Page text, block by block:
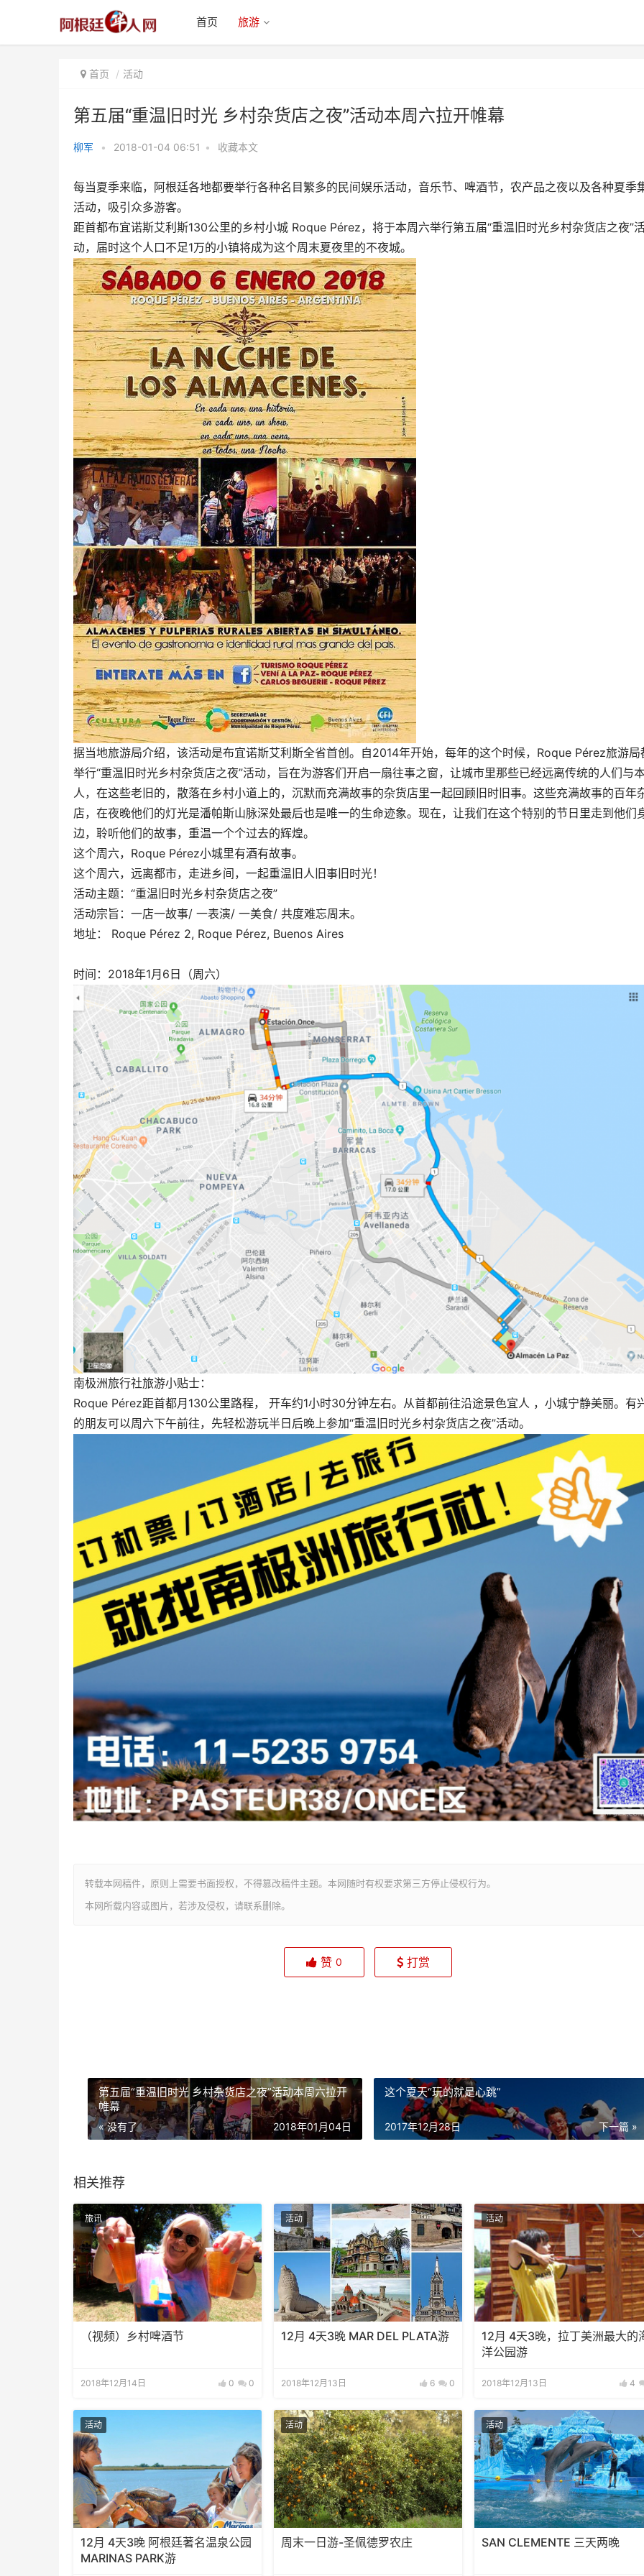
首页 旅游
首页 活动
第五届“重温旧时光 乡村杂货店之夜”活动本周六拉开帷幕
柳军 • 2018-01-04 06:51 • 收藏本文
每当夏季来临，阿根廷各地都要举行各种名目繁多的民间娱乐活动，音乐节、啤酒节，农产品之夜以及各种夏季
活动，吸引众多游客。
距首都布宜诺斯艾利斯130公里的乡村小城 Roque Pérez，将于本周六举行第五届“重温旧时光乡村杂货店之夜”
动，届时这个人口不足1万的小镇将成为这个周末夏夜里的不夜城。
据当地旅游局介绍，该活动是布宜诺斯艾利斯全省首创。自2014年开始，每年的这个时候，Roque Pérez旅游局
举行“重温旧时光乡村杂货店之夜”活动，旨在为游客们开启一扇往事之窗，让城市里那些已经远离传统的人们与
人，在这些老旧的，散落在乡村小道上的，沉默而充满故事的杂货店里一起回顾旧时旧事。这些充满故事的百年
店，在夜晚他们的灯光是潘帕斯山脉深处最后也是唯一的生命迹象。现在，让我们在这个特别的节日里走到他们
边，聆听他们的故事，重温一个个过去的辉煌。
这个周六，Roque Pérez小城里有酒有故事。
这个周六，远离都市，走进乡间，一起重温旧人旧事旧时光！
活动主题：“重温旧时光乡村杂货店之夜”
活动宗旨：一店一故事/ 一表演/ 一美食/ 共度难忘周末。
地址： Roque Pérez 2, Roque Pérez, Buenos Aires
时间：2018年1月6日（周六）
南极洲旅行社旅游小贴士：
Roque Pérez距首都月130公里路程， 开车约1小时30分钟左右。从首都前往沿途景色宜人 ，小城宁静美丽。有
的朋友可以周六下午前往，先轻松游玩半日后晚上参加“重温旧时光乡村杂货店之夜”活动。
转载本网稿件，原则上需要书面授权，不得篡改稿件主题。本网随时有权要求第三方停止侵权行为。
本网所载内容或图片，若涉及侵权，请联系删除。
夜”活动本周六拉开帷
赞 0 打赏
第五届“重温旧时光 乡村杂货店之夜”活动本周六拉开
帷幕
« 没有了 2018年01月04日
这个夏天“玩的就是心跳”
下一篇 »
2017年12月28日
相关推荐
旅讯
（视频）乡村啤酒节
2018年12月14日 0 0
活动
12月 4天3晚 MAR DEL PLATA游
2018年12月13日 6 0
活动
12月 4天3晚，拉丁美洲最大的
洋公园游
2018年12月13日 4
活动
12月 4天3晚 阿根廷著名温泉公园
MARINAS PARK游
活动
周末一日游-圣佩德罗农庄
活动
SAN CLEMENTE 三天两晚